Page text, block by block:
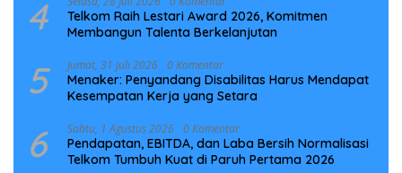
4
Telkom Raih Lestari Award 2026, Komitmen
Membangun Talenta Berkelanjutan
5 Jumat, 31 Juli 2026 0 Komentar
Menaker: Penyandang Disabilitas Harus Mendapat
Kesempatan Kerja yang Setara
6 Sabtu, 1 Agustus 2026 0 Komentar
Pendapatan, EBITDA, dan Laba Bersih Normalisasi
Telkom Tumbuh Kuat di Paruh Pertama 2026